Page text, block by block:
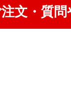
文・質